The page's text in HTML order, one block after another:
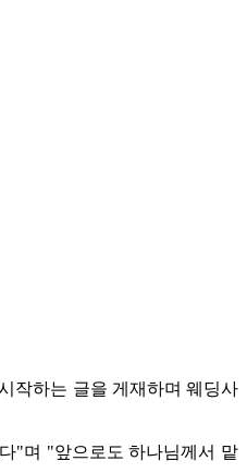
작하는 글을 게재하며 웨딩사
"며 "앞으로도 하나님께서 맡